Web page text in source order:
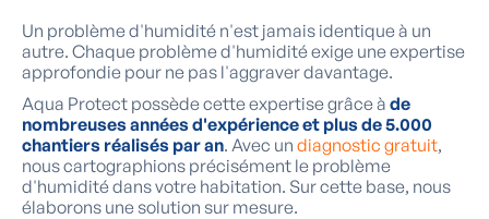
Un problème d'humidité n'est jamais identique à un
autre. Chaque problème d'humidité exige une expertise
approfondie pour ne pas l'aggraver davantage.
Aqua Protect possède cette expertise grâce à de
nombreuses années d'expérience et plus de 5.000
chantiers réalisés par an. Avec un diagnostic gratuit,
nous cartographions précisément le problème
d'humidité dans votre habitation. Sur cette base, nous
élaborons une solution sur mesure.